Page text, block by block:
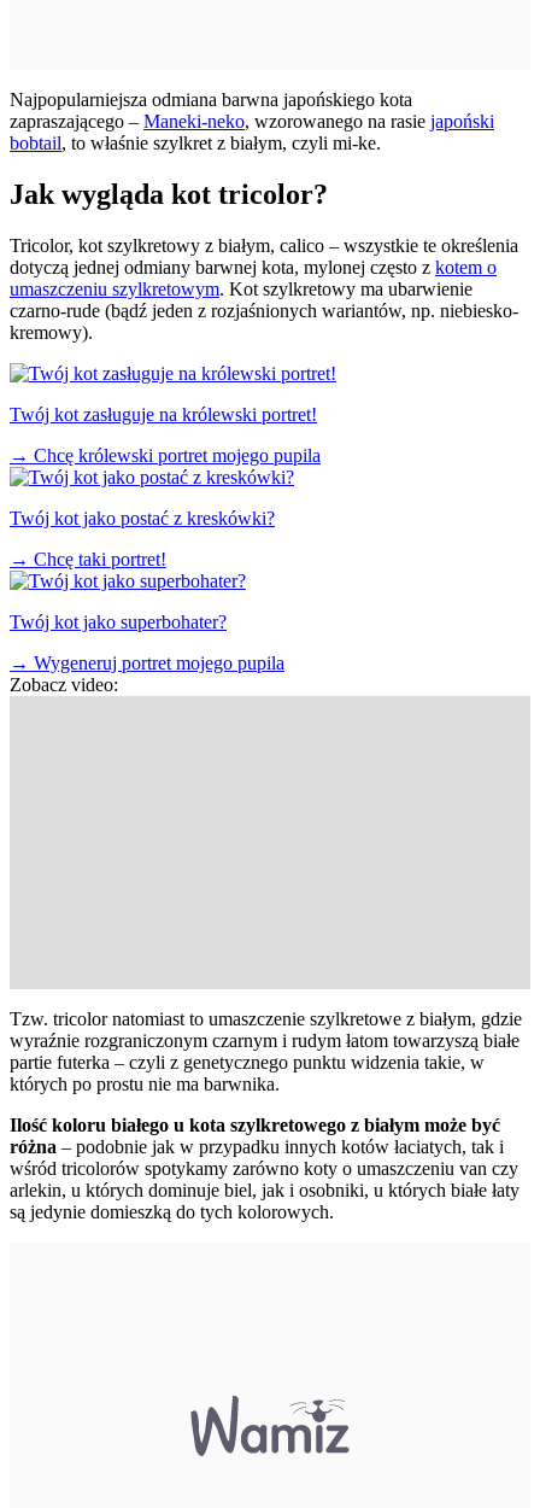
Najpopularniejsza odmiana barwna japońskiego kota
zapraszającego – Maneki-neko, wzorowanego na rasie japoński
bobtail, to właśnie szylkret z białym, czyli mi-ke.
Jak wygląda kot tricolor?
Tricolor, kot szylkretowy z białym, calico – wszystkie te określenia
dotyczą jednej odmiany barwnej kota, mylonej często z kotem o
umaszczeniu szylkretowym. Kot szylkretowy ma ubarwienie
czarno-rude (bądź jeden z rozjaśnionych wariantów, np. niebiesko-
kremowy).
Twój kot zasługuje na królewski portret!
→ Chcę królewski portret mojego pupila
Twój kot jako postać z kreskówki?
→ Chcę taki portret!
Twój kot jako superbohater?
→ Wygeneruj portret mojego pupila
Zobacz video:
Tzw. tricolor natomiast to umaszczenie szylkretowe z białym, gdzie
wyraźnie rozgraniczonym czarnym i rudym łatom towarzyszą białe
partie futerka – czyli z genetycznego punktu widzenia takie, w
których po prostu nie ma barwnika.
Ilość koloru białego u kota szylkretowego z białym może być
różna – podobnie jak w przypadku innych kotów łaciatych, tak i
wśród tricolorów spotykamy zarówno koty o umaszczeniu van czy
arlekin, u których dominuje biel, jak i osobniki, u których białe łaty
są jedynie domieszką do tych kolorowych.